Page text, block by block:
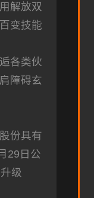
解放双
变技能
各类伙
障碍玄
份具有
29日公
级